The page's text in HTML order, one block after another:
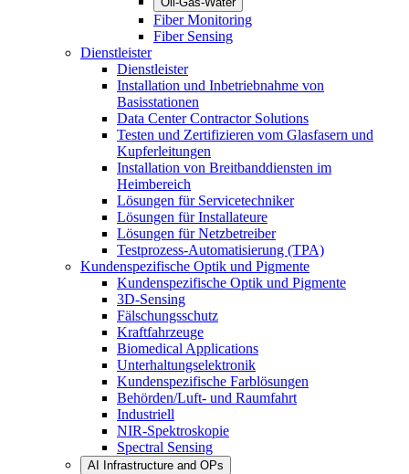
Fiber Monitoring
Fiber Sensing
Dienstleister
Dienstleister
Installation und Inbetriebnahme von
Basisstationen
Data Center Contractor Solutions
Testen und Zertifizieren vom Glasfasern und
Kupferleitungen
Installation von Breitbanddiensten im
Heimbereich
Lösungen für Servicetechniker
Lösungen für Installateure
Lösungen für Netzbetreiber
Testprozess-Automatisierung (TPA)
Kundenspezifische Optik und Pigmente
Kundenspezifische Optik und Pigmente
3D-Sensing
Fälschungsschutz
Kraftfahrzeuge
Biomedical Applications
Unterhaltungselektronik
Kundenspezifische Farblösungen
Behörden/Luft- und Raumfahrt
Industriell
NIR-Spektroskopie
Spectral Sensing
AI Infrastructure and OPs